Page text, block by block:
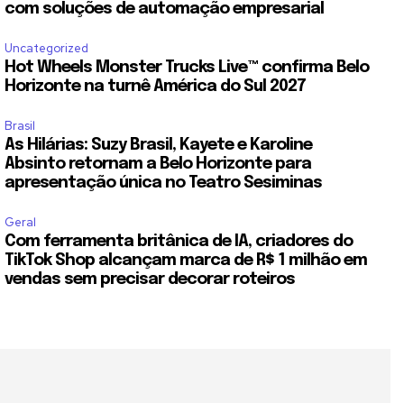
com soluções de automação empresarial
Uncategorized
Hot Wheels Monster Trucks Live™ confirma Belo
Horizonte na turnê América do Sul 2027
Brasil
As Hilárias: Suzy Brasil, Kayete e Karoline
Absinto retornam a Belo Horizonte para
apresentação única no Teatro Sesiminas
Geral
Com ferramenta britânica de IA, criadores do
TikTok Shop alcançam marca de R$ 1 milhão em
vendas sem precisar decorar roteiros